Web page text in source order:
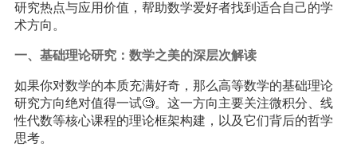
研究热点与应用价值，帮助数学爱好者找到适合自己的学
术方向。
一、基础理论研究：数学之美的深层次解读
如果你对数学的本质充满好奇，那么高等数学的基础理论
研究方向绝对值得一试🧐。这一方向主要关注微积分、线
性代数等核心课程的理论框架构建，以及它们背后的哲学
思考。